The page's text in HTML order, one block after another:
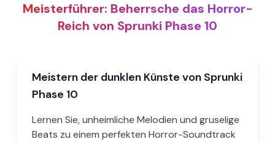
Meisterführer: Beherrsche das Horror-
Reich von Sprunki Phase 10
Meistern der dunklen Künste von Sprunki
Phase 10
Lernen Sie, unheimliche Melodien und gruselige
Beats zu einem perfekten Horror-Soundtrack